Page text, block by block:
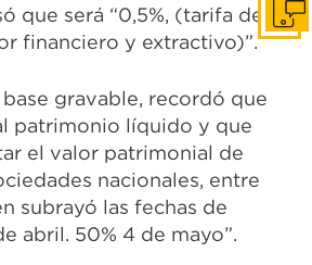
que será “0,5%, (tarifa de
financiero y extractivo)”.
gravable, recordó que
patrimonio líquido y que
el valor patrimonial de
nacionales, entre
subrayó las fechas de
abril. 50% 4 de mayo”.